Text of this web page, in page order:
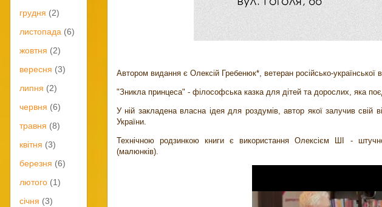
Автором видання є Олексій Гребенюк*, ветеран російсько-
"Зникла принцеса" - філософська казка для дітей та дорослих, яка
У ній закладена власна ідея для роздумів, автор якої залучив свій
України.
Технічною родзинкою книги є використання Олексієм ШІ -
(малюнків).
грудня (2)
листопада (6)
жовтня (2)
вересня (3)
липня (2)
червня (6)
травня (8)
квітня (3)
березня (6)
лютого (1)
січня (3)